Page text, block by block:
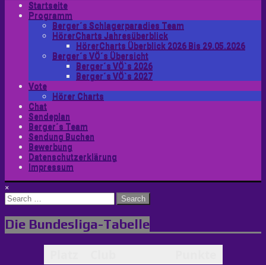
Startseite
Programm
Berger´s Schlagerparadies Team
HörerCharts Jahresüberblick
HörerCharts Überblick 2026 Bis 29.05.2026
Berger´s VÖ´s Übersicht
Berger´s VÖ`s 2026
Berger´s VÖ`s 2027
Vote
Hörer Charts
Chat
Sendeplan
Berger´s Team
Sendung Buchen
Bewerbung
Datenschutzerklärung
Impressum
×
Search
for:
Die Bundesliga-Tabelle